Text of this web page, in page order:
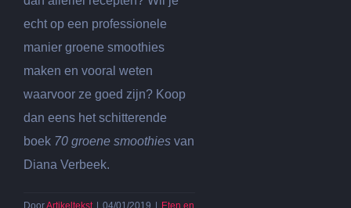
echt op een professionele
manier groene smoothies
maken en vooral weten
waarvoor ze goed zijn? Koop
dan eens het schitterende
boek 70 groene smoothies van
Diana Verbeek.
DoorArtikeltekst 04/01/2019 Eten en